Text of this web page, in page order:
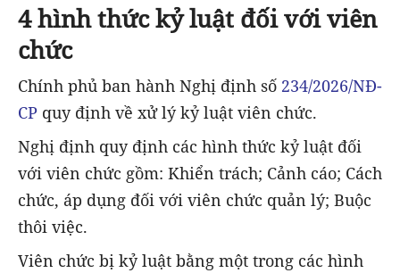
4 hình thức kỷ luật đối với viên
chức
Chính phủ ban hành Nghị định số 234/2026/NĐ-
CP quy định về xử lý kỷ luật viên chức.
Nghị định quy định các hình thức kỷ luật đối
với viên chức gồm: Khiển trách; Cảnh cáo; Cách
chức, áp dụng đối với viên chức quản lý; Buộc
thôi việc.
Viên chức bị kỷ luật bằng một trong các hình